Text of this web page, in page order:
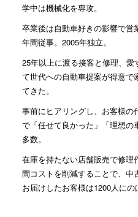
学中は機械化を専攻。
卒業後は自動車好きの影響で
年間従事。2005年独立。
25年以上に渡る接客と修理、
て世代への自動車提案が得意で
てきた。
事前にヒアリングし、お客様
で「任せて良かった」「理想
多数。
在庫を持たない店舗販売で修理
間コストを削減することで、
お届けしたお客様は1200人にの